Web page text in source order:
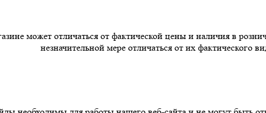
может отличаться от фактической цены и наличия в
незначительной мере отличаться от их фактического